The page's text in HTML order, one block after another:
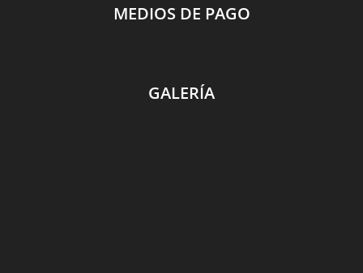
MEDIOS DE PAGO
GALERÍA